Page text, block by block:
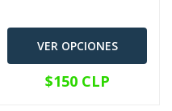
VER OPCIONES
$150 CLP